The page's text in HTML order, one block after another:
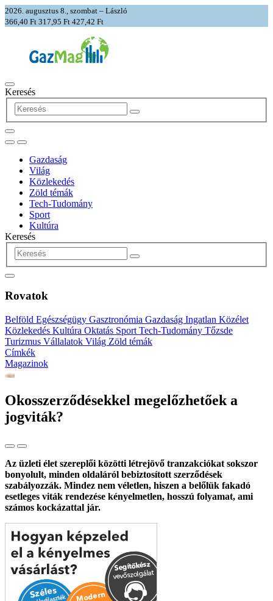
2026. augusztus 8., szombat – László
366,40 Ft 317,95 Ft 427,42 Ft
Keresés
Gazdaság
Világ
Közlekedés
Zöld témák
Tech-Tudomány
Sport
Kultúra
Keresés
Rovatok
Belföld Egészségügy Gasztronómia Gazdaság Ingatlan Közélet
Közlekedés Kultúra Oktatás Sport Tech-Tudomány Tőzsde
Turizmus Vállalatok Világ Zöld témák
Címkék
Magazinok
Okosszerződésekkel megelőzhetőek a
jogviták?
Az üzleti élet szereplői közötti létrejövő tranzakciókat sokszor
bonyolult, minden oldaláról bebiztosított szerződések
szabályozzák. Mindez nem véletlen, hiszen a belőlük fakadó
esetleges viták rendezése kényelmetlen, hosszú folyamat, ami
számos kockázattal jár.